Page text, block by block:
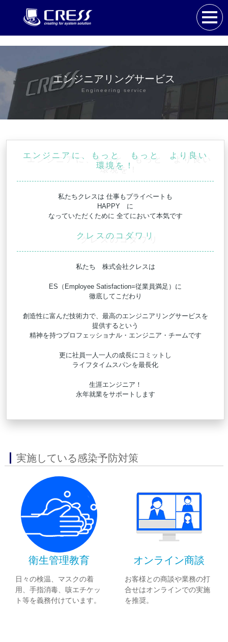
エンジニアリングサービス
Engineering service
エンジニアに、もっと もっと より良い
環境を！
私たちクレスは 仕事もプライベートも
HAPPY に
なっていただくために 全てにおいて本気です
クレスのコダワリ
私たち 株式会社クレスは
ES（Employee Satisfaction=従業員満足）に
徹底してこだわり
創造性に富んだ技術力で、最高のエンジニアリングサービスを
提供するという
精神を持つプロフェッショナル・エンジニア・チームです
更に社員一人一人の成長にコミットし
ライフタイムスパンを最長化
生涯エンジニア！
永年就業をサポートします
実施している感染予防対策
衛生管理教育
日々の検温、マスクの着
用、手指消毒、咳エチケッ
ト等を義務付けています。
オンライン商談
お客様との商談や業務の打
合せはオンラインでの実施
を推奨。